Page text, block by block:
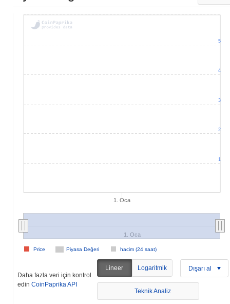
1. Oca
Piyasa Değeri hacim (24 saat)
Price
1. Oca
1
2
3
4
5
Daha fazla veri için kontrol
edin CoinPaprika API
Lineer Logaritmik Dışarı al
Teknik Analiz